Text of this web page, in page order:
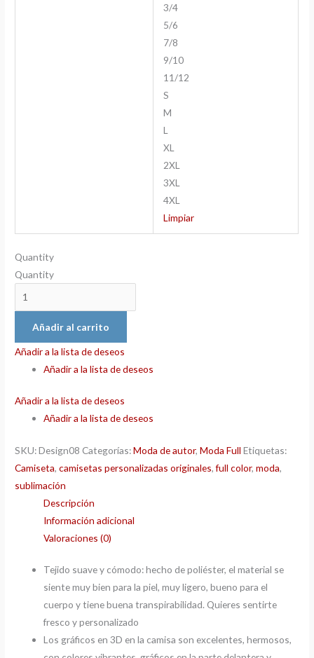
3/4
5/6
7/8
9/10
11/12
S
M
L
XL
2XL
3XL
4XL
Limpiar
Quantity
Quantity
Añadir al carrito
Añadir a la lista de deseos
Añadir a la lista de deseos
Añadir a la lista de deseos
Añadir a la lista de deseos
SKU:Design08 Categorías:Moda de autor,Moda Full Etiquetas:
Camiseta,camisetas personalizadas originales,full color,moda,
sublimación
Descripción
Información adicional
Valoraciones (0)
Tejido suave y cómodo: hecho de poliéster, el material se
siente muy bien para la piel, muy ligero, bueno para el
cuerpo y tiene buena transpirabilidad. Quieres sentirte
fresco y personalizado
Los gráficos en 3D en la camisa son excelentes, hermosos,